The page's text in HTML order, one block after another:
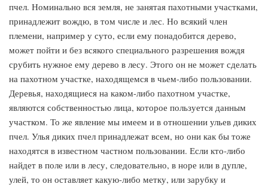
пчел. Номинально вся земля, не занятая пахотными участками,
принадлежит вождю, в том числе и лес. Но всякий член
племени, например у суто, если ему понадобится дерево,
может пойти и без всякого специального разрешения вождя
срубить нужное ему дерево в лесу. Этого он не может сделать
на пахотном участке, находящемся в чьем-либо пользовании.
Деревья, находящиеся на каком-либо пахотном участке,
являются собственностью лица, которое пользуется данным
участком. То же явление мы имеем и в отношении ульев диких
пчел. Улья диких пчел принадлежат всем, но они как бы тоже
находятся в известном частном пользовании. Если кто-либо
найдет в поле или в лесу, следовательно, в норе или в дупле,
улей, то он оставляет какую-либо метку, или зарубку и